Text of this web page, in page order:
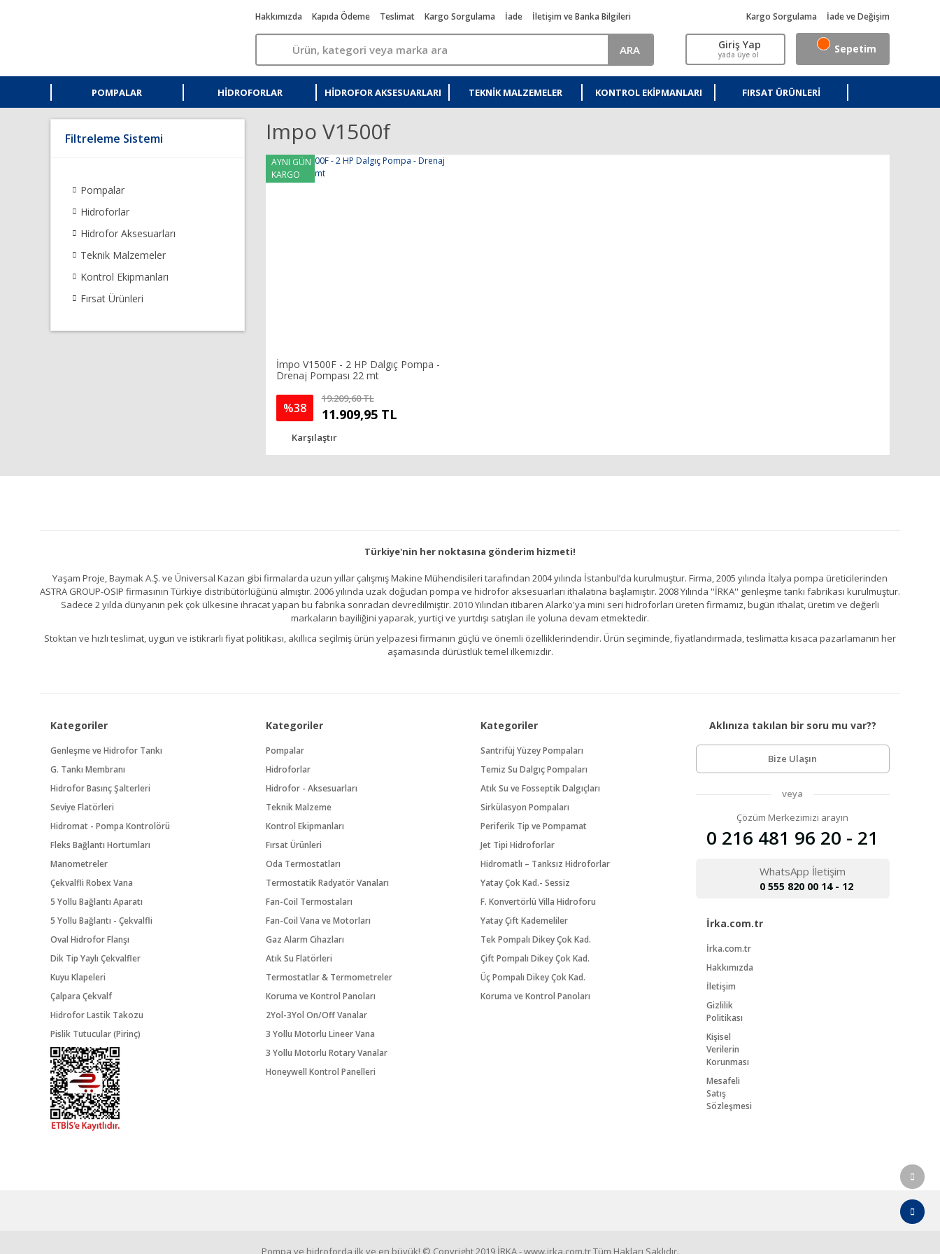
Hakkımızda Kapıda Ödeme Teslimat Kargo Sorgulama İade İletişim ve Banka Bilgileri
ARA
Kargo Sorgulama İade ve Değişim
Giriş Yap
yada üye ol Sepetim
POMPALAR HIDROFORLAR HIDROFOR AKSESUARLARI TEKNIK MALZEMELER KONTROL EKIPMANLARI FIRSAT ÜRÜNLERI
Filtreleme Sistemi
Pompalar
Hidroforlar
Hidrofor Aksesuarları
Teknik Malzemeler
Kontrol Ekipmanları
Fırsat Ürünleri
Impo V1500f
AYNI GÜN
KARGO
İmpo V1500F - 2 HP Dalgıç Pompa -
Drenaj Pompası 22 mt
%38
19.209,60 TL
11.909,95 TL
Karşılaştır
Türkiye'nin her noktasına gönderim hizmeti!
Yaşam Proje, Baymak A.Ş. ve Üniversal Kazan gibi firmalarda uzun yıllar çalışmış Makine Mühendisileri tarafından 2004 yılında İstanbul’da kurulmuştur. Firma, 2005 yılında İtalya pompa üreticilerinden
ASTRA GROUP-OSIP firmasının Türkiye distribütörlüğünü almıştır. 2006 yılında uzak doğudan pompa ve hidrofor aksesuarları ithalatına başlamıştır. 2008 Yılında ''İRKA'' genleşme tankı fabrikası kurulmuştur.
Sadece 2 yılda dünyanın pek çok ülkesine ihracat yapan bu fabrika sonradan devredilmiştir. 2010 Yılından itibaren Alarko'ya mini seri hidroforları üreten firmamız, bugün ithalat, üretim ve değerli
markaların bayiliğini yaparak, yurtiçi ve yurtdışı satışları ile yoluna devam etmektedir.
Stoktan ve hızlı teslimat, uygun ve istikrarlı fiyat politikası, akıllıca seçilmiş ürün yelpazesi firmanın güçlü ve önemli özelliklerindendir. Ürün seçiminde, fiyatlandırmada, teslimatta kısaca pazarlamanın her
aşamasında dürüstlük temel ilkemizdir.
Kategoriler
Genleşme ve Hidrofor Tankı
G. Tankı Membranı
Hidrofor Basınç Şalterleri
Seviye Flatörleri
Hidromat - Pompa Kontrolörü
Fleks Bağlantı Hortumları
Manometreler
Çekvalfli Robex Vana
5 Yollu Bağlantı Aparatı
5 Yollu Bağlantı - Çekvalfli
Oval Hidrofor Flanşı
Dik Tip Yaylı Çekvalfler
Kuyu Klapeleri
Çalpara Çekvalf
Hidrofor Lastik Takozu
Pislik Tutucular (Pirinç)
Kategoriler
Pompalar
Hidroforlar
Hidrofor - Aksesuarları
Teknik Malzeme
Kontrol Ekipmanları
Fırsat Ürünleri
Oda Termostatları
Termostatik Radyatör Vanaları
Fan-Coil Termostaları
Fan-Coil Vana ve Motorları
Gaz Alarm Cihazları
Atık Su Flatörleri
Termostatlar & Termometreler
Koruma ve Kontrol Panoları
2Yol-3Yol On/Off Vanalar
3 Yollu Motorlu Lineer Vana
3 Yollu Motorlu Rotary Vanalar
Honeywell Kontrol Panelleri
Kategoriler
Santrifüj Yüzey Pompaları
Temiz Su Dalgıç Pompaları
Atık Su ve Fosseptik Dalgıçları
Sirkülasyon Pompaları
Periferik Tip ve Pompamat
Jet Tipi Hidroforlar
Hidromatlı – Tanksız Hidroforlar
Yatay Çok Kad.- Sessiz
F. Konvertörlü Villa Hidroforu
Yatay Çift Kademeliler
Tek Pompalı Dikey Çok Kad.
Çift Pompalı Dikey Çok Kad.
Üç Pompalı Dikey Çok Kad.
Koruma ve Kontrol Panoları
Aklınıza takılan bir soru mu var??
Bize Ulaşın
veya
Çözüm Merkezimizi arayın
0 216 481 96 20 - 21
WhatsApp İletişim
0 555 820 00 14 - 12
İrka.com.tr
İrka.com.tr
Hakkımızda
İletişim
Gizlilik
Politikası
Kişisel
Verilerin
Korunması
Mesafeli
Satış
Sözleşmesi